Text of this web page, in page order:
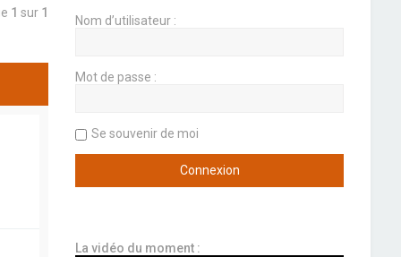
1 sur 1
Nom d’utilisateur :
Mot de passe :
Se souvenir de moi
La vidéo du moment :